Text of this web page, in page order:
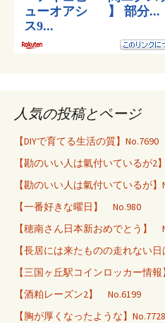
人気の投稿とページ
【DIYで育てる生活の質】No.7690
【勘のいい人は氣付いているが2
【勘のいい人は氣付いているが】
【一番好きな曜日】 No.980
【穂南さん日本新おめでとう】
【長居には来たものの走れない
【三国ヶ丘駅コインロッカー情
【酒粕レーズン2】 No.6199
【胸が厚くなったような】No.7728